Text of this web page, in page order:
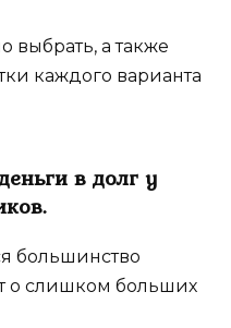
выбрать, а также
каждого варианта
в долг у
большинство
о слишком больших